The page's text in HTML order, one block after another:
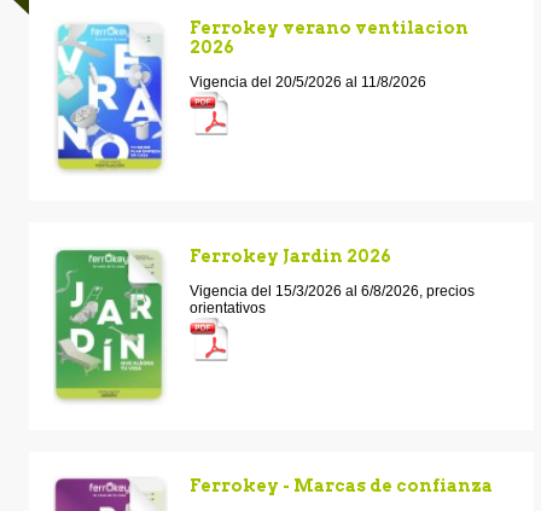
Ferrokey verano ventilacion
2026
Vigencia del 20/5/2026 al 11/8/2026
Ferrokey Jardin 2026
Vigencia del 15/3/2026 al 6/8/2026, precios
orientativos
Ferrokey - Marcas de confianza